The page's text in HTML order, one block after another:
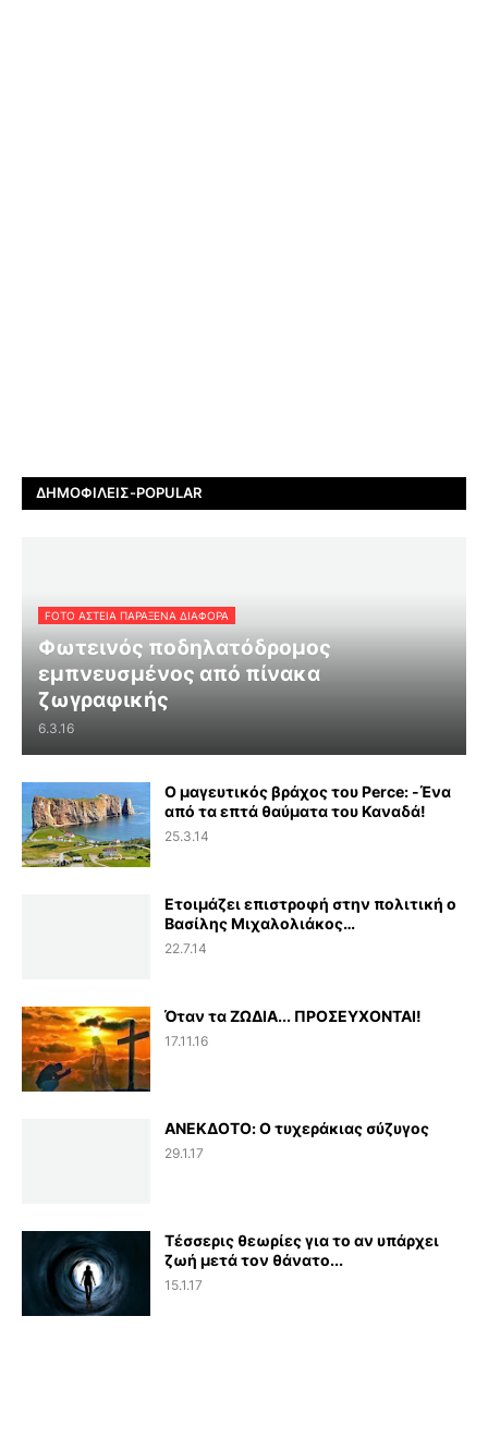
ΔΗΜΟΦΙΛΕΊΣ-POPULAR
FOTO ΑΣΤΕΙΑ ΠΑΡΑΞΕΝΑ ΔΙΑΦΟΡΑ
Φωτεινός ποδηλατόδρομος
εμπνευσμένος από πίνακα
ζωγραφικής
6.3.16
Ο μαγευτικός βράχος του Perce: -Ένα
από τα επτά θαύματα του Καναδά!
25.3.14
Ετοιμάζει επιστροφή στην πολιτική ο
Βασίλης Μιχαλολιάκος…
22.7.14
Όταν τα ΖΩΔΙΑ... ΠΡΟΣΕΥΧΟΝΤΑΙ!
17.11.16
ΑΝΕΚΔΟΤΟ: Ο τυχεράκιας σύζυγος
29.1.17
Τέσσερις θεωρίες για το αν υπάρχει
ζωή μετά τον θάνατο...
15.1.17